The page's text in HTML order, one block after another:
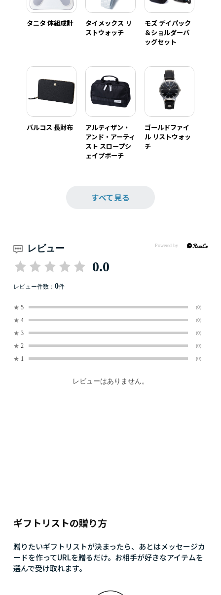
タニタ 体組成計
タイメックス リ
ストウォッチ
モズ デイパック
＆ショルダーバ
ッグセット
バルコス 長財布
アルティザン・
アンド・アーティ
スト スロープシ
ェイプポーチ
ゴールドファイ
ル リストウォッ
チ
すべて見る
レビュー
0.0
レビュー件数： 0件
★ 5 (0)
★ 4 (0)
★ 3 (0)
★ 2 (0)
★ 1 (0)
レビューはありません。
ギフトリストの贈り方
贈りたいギフトリストが決まったら、あとはメッセージカ
ードを作ってURLを贈るだけ。お相手が好きなアイテムを
選んで受け取れます。